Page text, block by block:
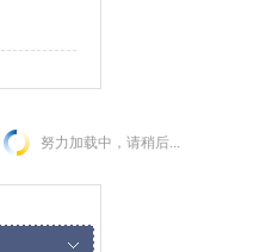
努力加载中，请稍后...